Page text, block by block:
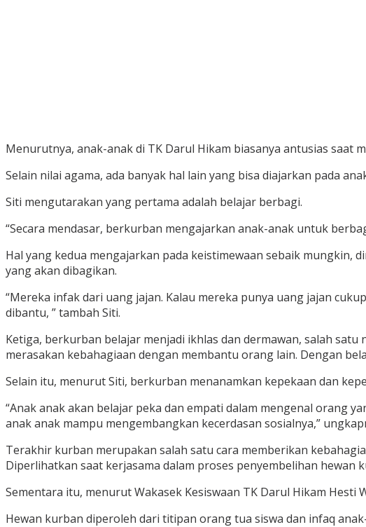
Menurutnya, anak-anak di TK Darul Hikam biasanya antusias saat
Selain nilai agama, ada banyak hal lain yang bisa diajarkan pada
Siti mengutarakan yang pertama adalah belajar berbagi.
“Secara mendasar, berkurban mengajarkan anak-anak untuk
Hal yang kedua mengajarkan pada keistimewaan sebaik
yang akan dibagikan.
“Mereka infak dari uang jajan. Kalau mereka punya uang jajan
dibantu, ” tambah Siti.
Ketiga, berkurban belajar menjadi ikhlas dan dermawan, salah
merasakan kebahagiaan dengan membantu orang lain. Dengan
Selain itu, menurut Siti, berkurban menanamkan kepekaan dan
“Anak anak akan belajar peka dan empati dalam mengenal orang
anak anak mampu mengembangkan kecerdasan sosialnya,”
Terakhir kurban merupakan salah satu cara memberikan
Diperlihatkan saat kerjasama dalam proses penyembelihan hewan
Sementara itu, menurut Wakasek Kesiswaan TK Darul Hikam
Hewan kurban diperoleh dari titipan orang tua siswa dan infaq